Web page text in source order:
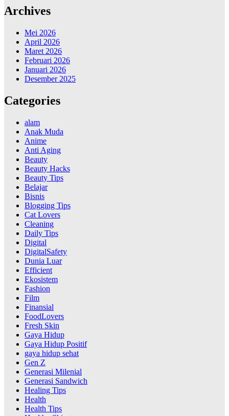
Archives
Mei 2026
April 2026
Maret 2026
Februari 2026
Januari 2026
Desember 2025
Categories
alam
Anak Muda
Anime
Anti Aging
Beauty
Beauty Hacks
Beauty Tips
Belajar
Bisnis
Blogging Tips
Cat Lovers
Cleaning
Daily Tips
Digital
DigitalSafety
Dunia Luar
Efficient
Ekosistem
Fashion
Film
Finansial
FoodLovers
Fresh Skin
Gaya Hidup
Gaya Hidup Positif
gaya hidup sehat
Gen Z
Generasi Milenial
Generasi Sandwich
Healing Tips
Health
Health Tips